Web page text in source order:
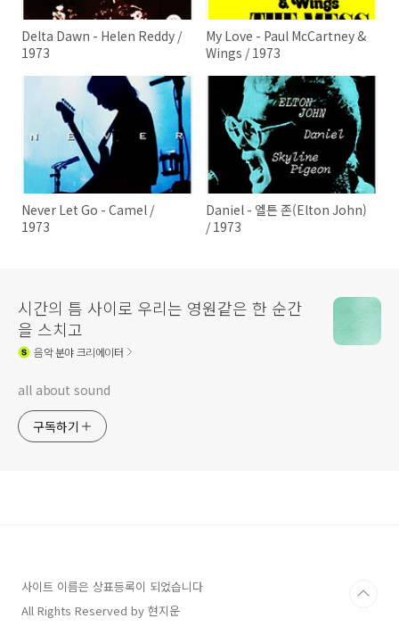
Delta Dawn - Helen Reddy /
1973
My Love - Paul McCartney &
Wings / 1973
Never Let Go - Camel /
1973
Daniel - 엘튼 존(Elton John)
/ 1973
시간의 틈 사이로 우리는 영원같은 한 순간
을 스치고
음악분야 크리에이터
all about sound
구독하기
사이트 이름은 상표등록이 되었습니다
All Rights Reserved by 현지운